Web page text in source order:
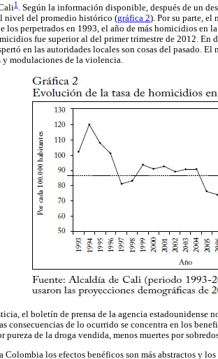
1 . Según la información disponible, después de un
nivel del promedio histórico (gráfica 2). Por su parte, el
los perpetrados en 1993, el año de más homicidios en
fue superior al del primer trimestre de 2012.
en las autoridades locales son cosas del pasado.
y modulaciones de la violencia.
el boletín de prensa de la agencia estadounidense
consecuencias de lo ocurrido se concentra en los
pureza de la droga vendida, menos muertes por
Colombia los efectos benéficos son más abstractos y